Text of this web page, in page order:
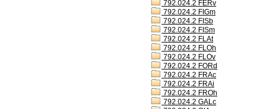
792.024.2 FERv
792.024.2 FIGm
792.024.2 FISb
792.024.2 FISm
792.024.2 FLAt
792.024.2 FLOh
792.024.2 FLOv
792.024.2 FORd
792.024.2 FRAc
792.024.2 FRAi
792.024.2 FROh
792.024.2 GALc